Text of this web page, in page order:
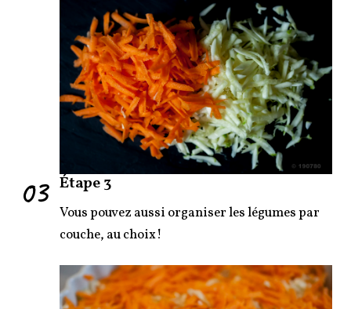
03 Étape 3
Vous pouvez aussi organiser les légumes par
couche, au choix!